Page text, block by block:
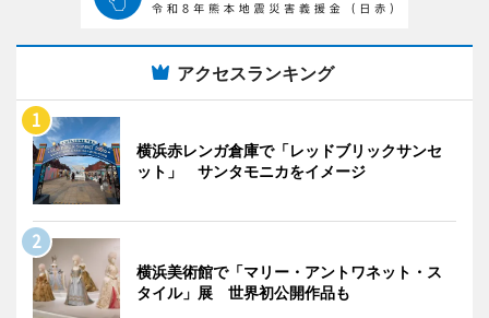
アクセスランキング
横浜赤レンガ倉庫で「レッドブリックサンセ
ット」 サンタモニカをイメージ
横浜美術館で「マリー・アントワネット・ス
タイル」展 世界初公開作品も